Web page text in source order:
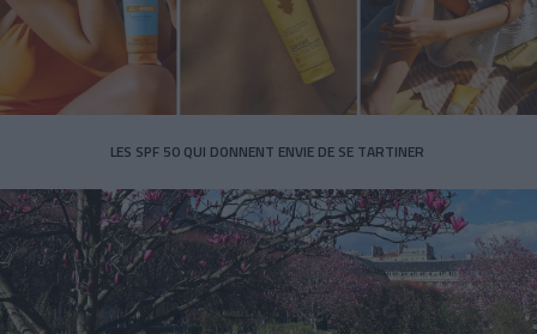
LES SPF 50 QUI DONNENT ENVIE DE SE TARTINER